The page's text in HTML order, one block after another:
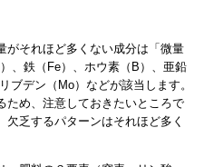
がそれほど多くない成分は「微量
、鉄（Fe）、ホウ素（B）、亜鉛
ブデン（Mo）などが該当します。
ため、注意しておきたいところで
乏するパターンはそれほど多く